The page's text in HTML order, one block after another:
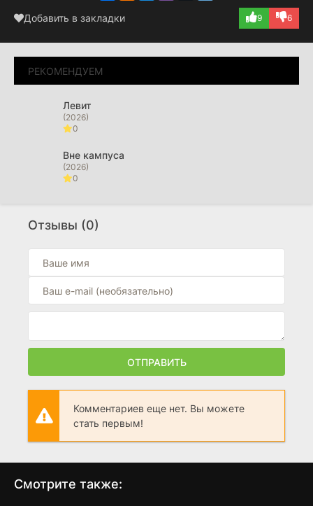
Добавить в закладки 9 6
РЕКОМЕНДУЕМ
Левит
(2026)
0
Вне кампуса
(2026)
0
(2026)
0
(2026)
5
Ночь живых мертвецов 2.0
Отзывы (0)
ОТПРАВИТЬ
Комментариев еще нет. Вы можете
стать первым!
Смотрите также: